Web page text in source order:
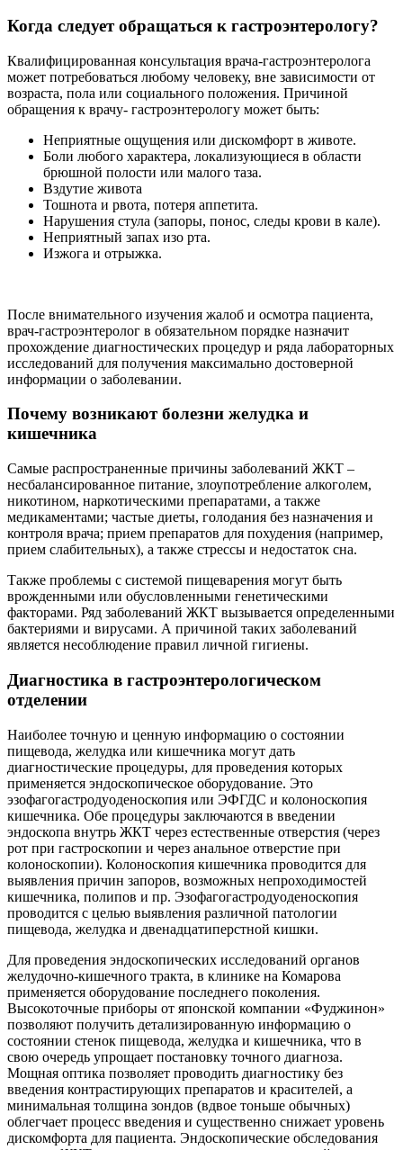
Когда следует обращаться к гастроэнтерологу?
Квалифицированная консультация врача-гастроэнтеролога
может потребоваться любому человеку, вне зависимости от
возраста, пола или социального положения. Причиной
обращения к врачу- гастроэнтерологу может быть:
Неприятные ощущения или дискомфорт в животе.
Боли любого характера, локализующиеся в области
брюшной полости или малого таза.
Вздутие живота
Тошнота и рвота, потеря аппетита.
Нарушения стула (запоры, понос, следы крови в кале).
Неприятный запах изо рта.
Изжога и отрыжка.
После внимательного изучения жалоб и осмотра пациента,
врач-гастроэнтеролог в обязательном порядке назначит
прохождение диагностических процедур и ряда лабораторных
исследований для получения максимально достоверной
информации о заболевании.
Почему возникают болезни желудка и
кишечника
Самые распространенные причины заболеваний ЖКТ –
несбалансированное питание, злоупотребление алкоголем,
никотином, наркотическими препаратами, а также
медикаментами; частые диеты, голодания без назначения и
контроля врача; прием препаратов для похудения (например,
прием слабительных), а также стрессы и недостаток сна.
Также проблемы с системой пищеварения могут быть
врожденными или обусловленными генетическими
факторами. Ряд заболеваний ЖКТ вызывается определенными
бактериями и вирусами. А причиной таких заболеваний
является несоблюдение правил личной гигиены.
Диагностика в гастроэнтерологическом
отделении
Наиболее точную и ценную информацию о состоянии
пищевода, желудка или кишечника могут дать
диагностические процедуры, для проведения которых
применяется эндоскопическое оборудование. Это
эзофагогастродуоденоскопия или ЭФГДС и колоноскопия
кишечника. Обе процедуры заключаются в введении
эндоскопа внутрь ЖКТ через естественные отверстия (через
рот при гастроскопии и через анальное отверстие при
колоноскопии). Колоноскопия кишечника проводится для
выявления причин запоров, возможных непроходимостей
кишечника, полипов и пр. Эзофагогастродуоденоскопия
проводится с целью выявления различной патологии
пищевода, желудка и двенадцатиперстной кишки.
Для проведения эндоскопических исследований органов
желудочно-кишечного тракта, в клинике на Комарова
применяется оборудование последнего поколения.
Высокоточные приборы от японской компании «Фуджинон»
позволяют получить детализированную информацию о
состоянии стенок пищевода, желудка и кишечника, что в
свою очередь упрощает постановку точного диагноза.
Мощная оптика позволяет проводить диагностику без
введения контрастирующих препаратов и красителей, а
минимальная толщина зондов (вдвое тоньше обычных)
облегчает процесс введения и существенно снижает уровень
дискомфорта для пациента. Эндоскопические обследования